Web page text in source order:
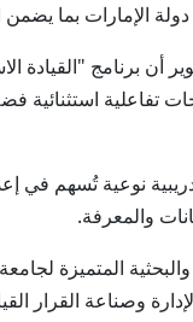
الإمارات بما
برنامج "القيادة
تفاعلية استثنائية
نوعية تُسهم في
والمعرفة.
والبحثية المتميزة
وصناعة القرار